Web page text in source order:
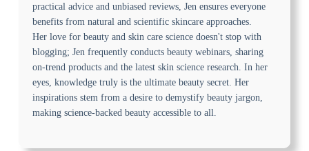
practical advice and unbiased reviews, Jen ensures everyone
benefits from natural and scientific skincare approaches.
Her love for beauty and skin care science doesn't stop with
blogging; Jen frequently conducts beauty webinars, sharing
on-trend products and the latest skin science research. In her
eyes, knowledge truly is the ultimate beauty secret. Her
inspirations stem from a desire to demystify beauty jargon,
making science-backed beauty accessible to all.